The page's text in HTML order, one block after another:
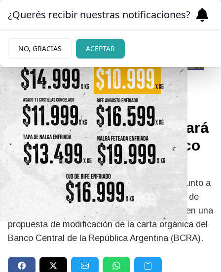
EXIGENCIA DEL FMI | 01/07/2026
Milei anunció que modificará
la carta orgánica del Banco
Central
El mandatario anunció que está trabajando, junto a
los equipos de los ministerios de Economía y de
Desregulación y Transformación del Estado, en una
propuesta de modificación de la carta orgánica del
Banco Central de la República Argentina (BCRA).
¿Querés recibir nuestras notificaciones?
NO, GRACIAS ACEPTAR